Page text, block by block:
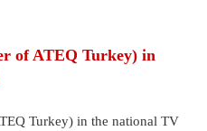
of ATEQ Turkey) in
Turkey) in the national TV